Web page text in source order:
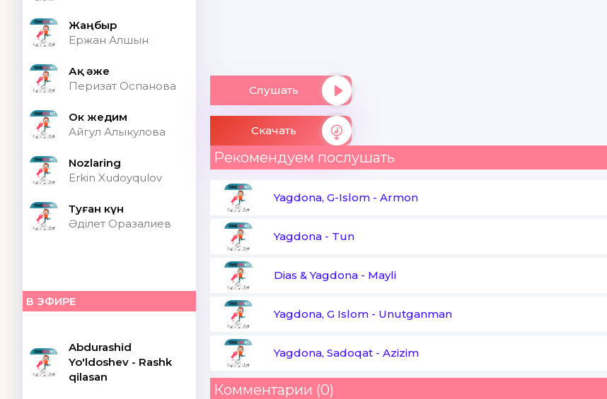
Жаңбыр
Ержан Алшын
Ақ әже
Перизат Оспанова
Ок жедим
Айгул Алыкулова
Nozlaring
Erkin Xudoyqulov
Туған күн
Әділет Оразалиев
В ЭФИРЕ
Abdurashid
Yo'ldoshev - Rashk
qilasan
Слушать
Скачать
Рекомендуем послушать
Yagdona, G-Islom - Armon
Yagdona - Tun
Dias & Yagdona - Mayli
Yagdona, G Islom - Unutganman
Yagdona, Sadoqat - Azizim
Комментарии (0)